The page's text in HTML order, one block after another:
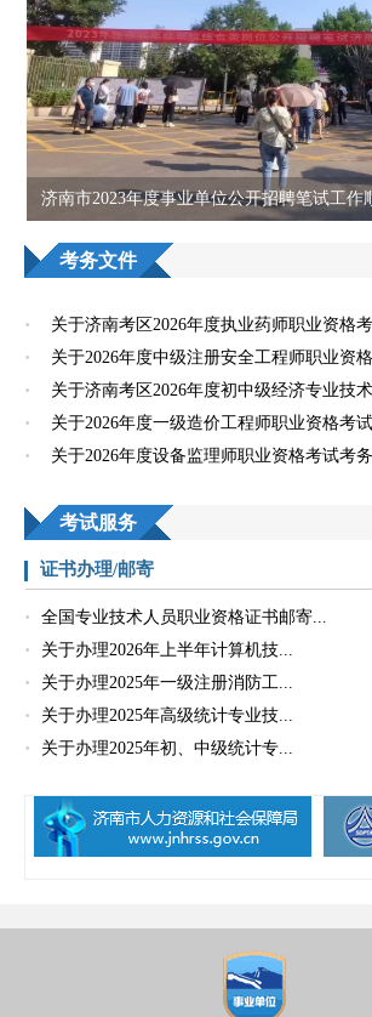
考试中心开展消防安全专题教育培训活动
全市人力资源和社会保障工作会议召开
2023年济南市“三支一扶”计划招募面试顺利...
济南市2023年度事业单位公开招聘笔试工作
考务文件
· 关于济南考区2026年度执业药师职业资格
· 关于2026年度中级注册安全工程师职业资
· 关于济南考区2026年度初中级经济专业技
· 关于2026年度一级造价工程师职业资格考
· 关于2026年度设备监理师职业资格考试考
考试服务
证书办理/邮寄
· 全国专业技术人员职业资格证书邮寄...
· 关于办理2026年上半年计算机技...
· 关于办理2025年一级注册消防工...
· 关于办理2025年高级统计专业技...
· 关于办理2025年初、中级统计专...